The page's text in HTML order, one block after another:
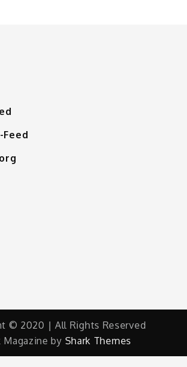
© 2020 | All Rights Reserved
Magazine by Shark Themes